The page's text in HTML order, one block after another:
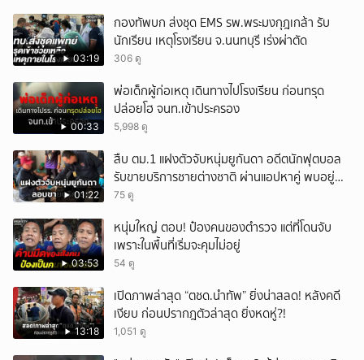
03:19
กองทัพบก ส่งชุด EMS รพ.พระมงกุฎเกล้า รับ
นักเรียน เหตุโรงเรียน จ.นนทบุรี เร่งผ่าตัด
306 ดู
00:33
พ่อเด็กผู้ก่อเหตุ เดินทางไปโรงเรียน ก่อนทรุด
ปล่อยโฮ จนท.เข้าประครอง
5,998 ดู
01:22
สืบ ตม.1 แฝงตัวจับหนุ่มยูกันดา อดีตนักฟุตบอล
รับขายบริการชายต่างชาติ ผ่านแอปหาคู่ พบอยู่
เกินกำหนดอนุญาต
75 ดู
03:53
หนุ่มใหญ่ ตอบ! ป๋องคนของตำรวจ แต่ที่โดนจับ
เพราะในพื้นที่เริ่มจะคุมไม่อยู่
54 ดู
13:18
เปิดภาพล่าสุด “ตชด.นำทัพ” ยิ่งน่าสลด! หลังคดี
เงียบ ก่อนปรากฎตัวล่าสุด ยิ่งหดหู่?!
1,051 ดู